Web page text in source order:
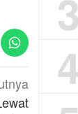
3
4